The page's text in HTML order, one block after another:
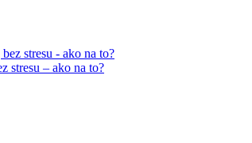
stresu – ako na to?